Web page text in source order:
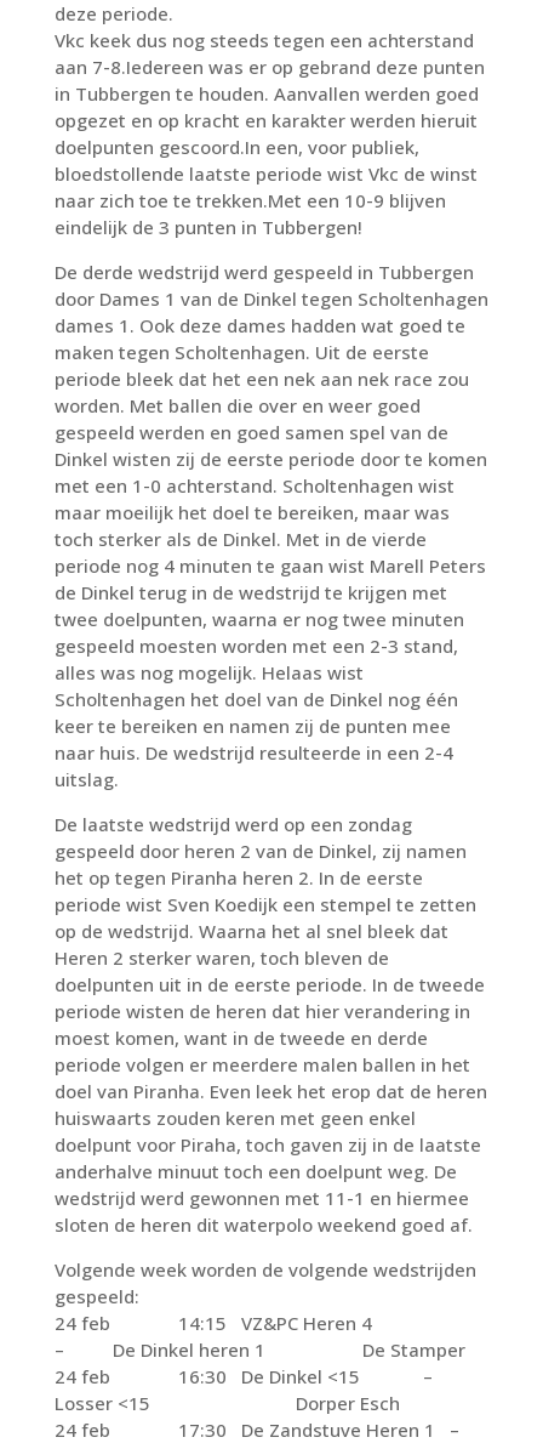
deze periode.
Vkc keek dus nog steeds tegen een achterstand
aan 7-8.Iedereen was er op gebrand deze punten
in Tubbergen te houden. Aanvallen werden goed
opgezet en op kracht en karakter werden hieruit
doelpunten gescoord.In een, voor publiek,
bloedstollende laatste periode wist Vkc de winst
naar zich toe te trekken.Met een 10-9 blijven
eindelijk de 3 punten in Tubbergen!
De derde wedstrijd werd gespeeld in Tubbergen
door Dames 1 van de Dinkel tegen Scholtenhagen
dames 1. Ook deze dames hadden wat goed te
maken tegen Scholtenhagen. Uit de eerste
periode bleek dat het een nek aan nek race zou
worden. Met ballen die over en weer goed
gespeeld werden en goed samen spel van de
Dinkel wisten zij de eerste periode door te komen
met een 1-0 achterstand. Scholtenhagen wist
maar moeilijk het doel te bereiken, maar was
toch sterker als de Dinkel. Met in de vierde
periode nog 4 minuten te gaan wist Marell Peters
de Dinkel terug in de wedstrijd te krijgen met
twee doelpunten, waarna er nog twee minuten
gespeeld moesten worden met een 2-3 stand,
alles was nog mogelijk. Helaas wist
Scholtenhagen het doel van de Dinkel nog één
keer te bereiken en namen zij de punten mee
naar huis. De wedstrijd resulteerde in een 2-4
uitslag.
De laatste wedstrijd werd op een zondag
gespeeld door heren 2 van de Dinkel, zij namen
het op tegen Piranha heren 2. In de eerste
periode wist Sven Koedijk een stempel te zetten
op de wedstrijd. Waarna het al snel bleek dat
Heren 2 sterker waren, toch bleven de
doelpunten uit in de eerste periode. In de tweede
periode wisten de heren dat hier verandering in
moest komen, want in de tweede en derde
periode volgen er meerdere malen ballen in het
doel van Piranha. Even leek het erop dat de heren
huiswaarts zouden keren met geen enkel
doelpunt voor Piraha, toch gaven zij in de laatste
anderhalve minuut toch een doelpunt weg. De
wedstrijd werd gewonnen met 11-1 en hiermee
sloten de heren dit waterpolo weekend goed af.
Volgende week worden de volgende wedstrijden
gespeeld:
24 feb 14:15 VZ&PC Heren 4
– De Dinkel heren 1 De Stamper
24 feb 16:30 De Dinkel <15 –
Losser <15 Dorper Esch
24 feb 17:30 De Zandstuve Heren 1 –